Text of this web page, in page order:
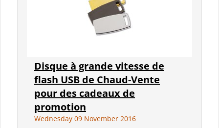
Disque à grande vitesse de
flash USB de Chaud-Vente
pour des cadeaux de
promotion
Wednesday 09 November 2016